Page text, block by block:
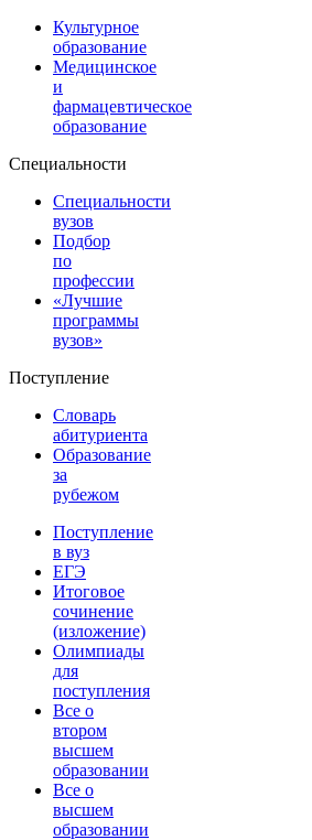
Культурное
образование
Медицинское
и
фармацевтическое
образование
Специальности
Специальности
вузов
Подбор
по
профессии
«Лучшие
программы
вузов»
Поступление
Словарь
абитуриента
Образование
за
рубежом
Поступление
в вуз
ЕГЭ
Итоговое
сочинение
(изложение)
Олимпиады
для
поступления
Все о
втором
высшем
образовании
Все о
высшем
образовании